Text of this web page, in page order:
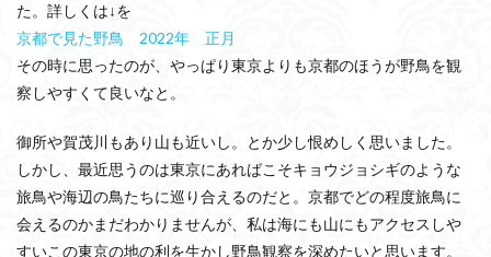
た。詳しくは↓を
京都で見た野鳥 2022年 正月
その時に思ったのが、やっぱり東京よりも京都のほうが野鳥を観
察しやすくて良いなと。
御所や賀茂川もあり山も近いし。とか少し恨めしく思いました。
しかし、最近思うのは東京にあればこそキョウジョシギのような
旅鳥や海辺の鳥たちに巡り合えるのだと。京都でどの程度旅鳥に
会えるのかまだわかりませんが、私は海にも山にもアクセスしや
すいこの東京の地の利を生かし野鳥観察を深めたいと思います。